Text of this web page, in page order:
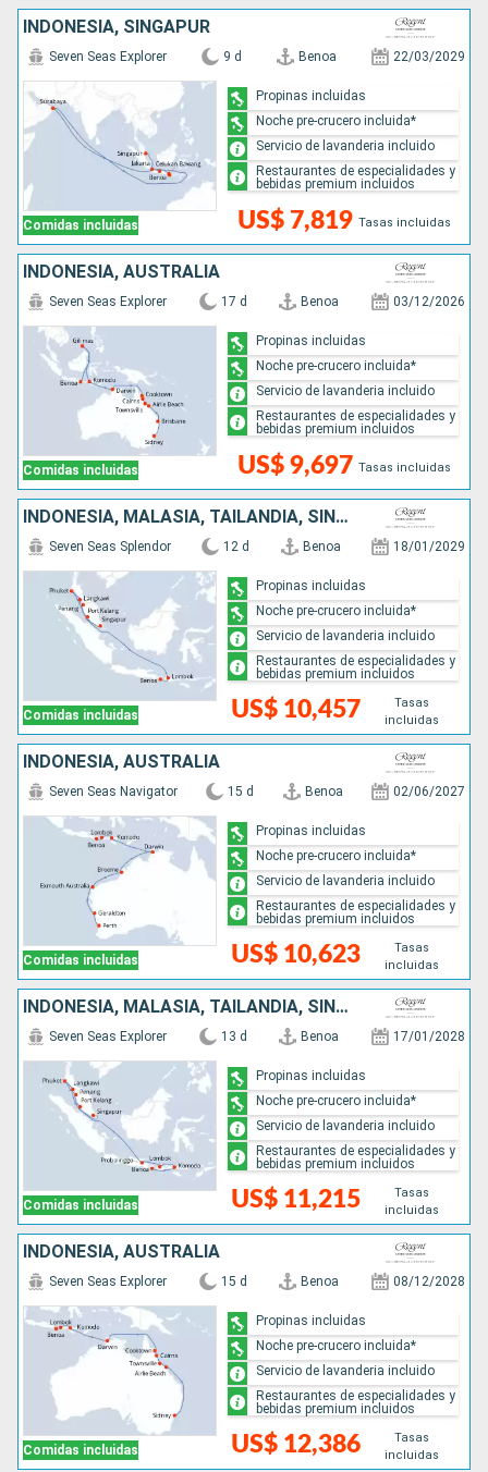
INDONESIA, SINGAPUR
Comidas incluidas
Seven Seas Explorer 9 d Benoa 22/03/2029
US$ 7,819 Tasas incluidas
Propinas incluidas
Noche pre-crucero incluida*
Servicio de lavanderia incluido
Restaurantes de especialidades y
bebidas premium incluidos
INDONESIA, AUSTRALIA
Comidas incluidas
Seven Seas Explorer 17 d Benoa 03/12/2026
US$ 9,697 Tasas incluidas
Propinas incluidas
Noche pre-crucero incluida*
Servicio de lavanderia incluido
Restaurantes de especialidades y
bebidas premium incluidos
INDONESIA, MALASIA, TAILANDIA, SINGAPUR
Comidas incluidas
Seven Seas Splendor 12 d Benoa 18/01/2029
US$ 10,457
Tasas
incluidas
Propinas incluidas
Noche pre-crucero incluida*
Servicio de lavanderia incluido
Restaurantes de especialidades y
bebidas premium incluidos
INDONESIA, AUSTRALIA
Comidas incluidas
Seven Seas Navigator 15 d Benoa 02/06/2027
US$ 10,623
Tasas
incluidas
Propinas incluidas
Noche pre-crucero incluida*
Servicio de lavanderia incluido
Restaurantes de especialidades y
bebidas premium incluidos
INDONESIA, MALASIA, TAILANDIA, SINGAPUR
Comidas incluidas
Seven Seas Explorer 13 d Benoa 17/01/2028
US$ 11,215
Tasas
incluidas
Propinas incluidas
Noche pre-crucero incluida*
Servicio de lavanderia incluido
Restaurantes de especialidades y
bebidas premium incluidos
INDONESIA, AUSTRALIA
Comidas incluidas
Seven Seas Explorer 15 d Benoa 08/12/2028
US$ 12,386
Tasas
incluidas
Propinas incluidas
Noche pre-crucero incluida*
Servicio de lavanderia incluido
Restaurantes de especialidades y
bebidas premium incluidos